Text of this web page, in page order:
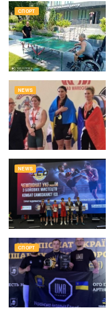
СПОРТ
NEWS
NEWS
СПОРТ